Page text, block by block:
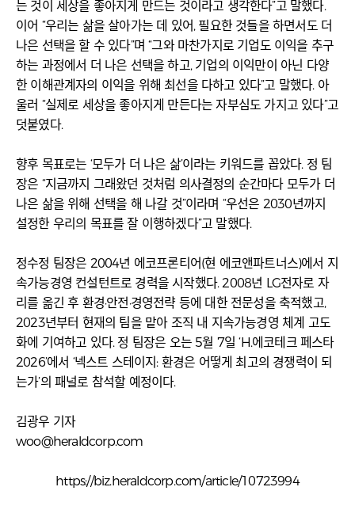
는 것이 세상을 좋아지게 만드는 것이라고 생각한다”고 말했다.
이어 “우리는 삶을 살아가는 데 있어, 필요한 것들을 하면서도 더
나은 선택을 할 수 있다”며 “그와 마찬가지로 기업도 이익을 추구
하는 과정에서 더 나은 선택을 하고, 기업의 이익만이 아닌 다양
한 이해관계자의 이익을 위해 최선을 다하고 있다”고 말했다. 아
울러 “실제로 세상을 좋아지게 만든다는 자부심도 가지고 있다”고
덧붙였다.
향후 목표로는 ‘모두가 더 나은 삶’이라는 키워드를 꼽았다. 정 팀
장은 “지금까지 그래왔던 것처럼 의사결정의 순간마다 모두가 더
나은 삶을 위해 선택을 해 나갈 것”이라며 “우선은 2030년까지
설정한 우리의 목표를 잘 이행하겠다”고 말했다.
정수정 팀장은 2004년 에코프론티어(현 에코앤파트너스)에서 지
속가능경영 컨설턴트로 경력을 시작했다. 2008년 LG전자로 자
리를 옮긴 후 환경·안전·경영전략 등에 대한 전문성을 축적했고,
2023년부터 현재의 팀을 맡아 조직 내 지속가능경영 체계 고도
화에 기여하고 있다. 정 팀장은 오는 5월 7일 ‘H.에코테크 페스타
2026’에서 ‘넥스트 스테이지: 환경은 어떻게 최고의 경쟁력이 되
는가’의 패널로 참석할 예정이다.
김광우 기자
woo@heraldcorp.com
https://biz.heraldcorp.com/article/10723994